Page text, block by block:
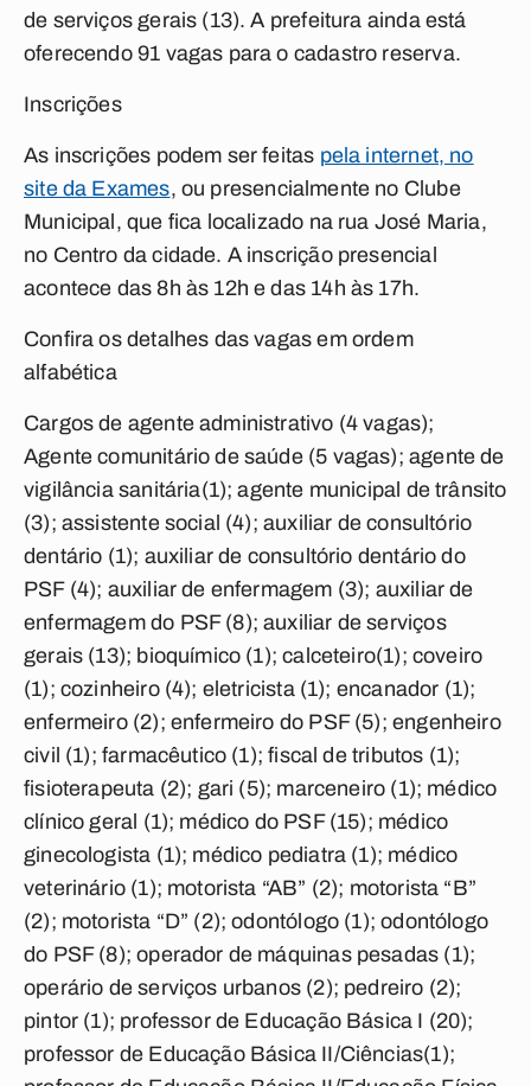
de serviços gerais (13). A prefeitura ainda está
oferecendo 91 vagas para o cadastro reserva.
Inscrições
As inscrições podem ser feitas pela internet, no
site da Exames, ou presencialmente no Clube
Municipal, que fica localizado na rua José Maria,
no Centro da cidade. A inscrição presencial
acontece das 8h às 12h e das 14h às 17h.
Confira os detalhes das vagas em ordem
alfabética
Cargos de agente administrativo (4 vagas);
Agente comunitário de saúde (5 vagas); agente de
vigilância sanitária(1); agente municipal de trânsito
(3); assistente social (4); auxiliar de consultório
dentário (1); auxiliar de consultório dentário do
PSF (4); auxiliar de enfermagem (3); auxiliar de
enfermagem do PSF (8); auxiliar de serviços
gerais (13); bioquímico (1); calceteiro(1); coveiro
(1); cozinheiro (4); eletricista (1); encanador (1);
enfermeiro (2); enfermeiro do PSF (5); engenheiro
civil (1); farmacêutico (1); fiscal de tributos (1);
fisioterapeuta (2); gari (5); marceneiro (1); médico
clínico geral (1); médico do PSF (15); médico
ginecologista (1); médico pediatra (1); médico
veterinário (1); motorista “AB” (2); motorista “B”
(2); motorista “D” (2); odontólogo (1); odontólogo
do PSF (8); operador de máquinas pesadas (1);
operário de serviços urbanos (2); pedreiro (2);
pintor (1); professor de Educação Básica I (20);
professor de Educação Básica II/Ciências(1);